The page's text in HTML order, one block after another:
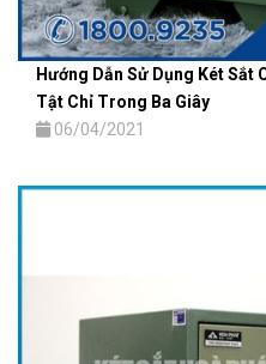
Hướng Dẫn Sử Dụng Két Sắt
Tật Chỉ Trong Ba Giây
06/04/2021